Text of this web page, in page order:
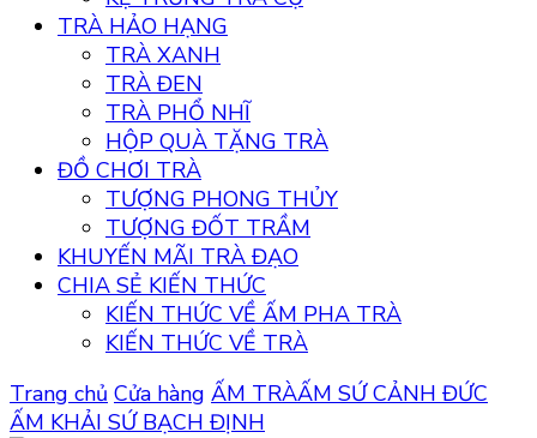
TRÀ HẢO HẠNG
TRÀ XANH
TRÀ ĐEN
TRÀ PHỔ NHĨ
HỘP QUÀ TẶNG TRÀ
ĐỒ CHƠI TRÀ
TƯỢNG PHONG THỦY
TƯỢNG ĐỐT TRẦM
KHUYẾN MÃI TRÀ ĐẠO
CHIA SẺ KIẾN THỨC
KIẾN THỨC VỀ ẤM PHA TRÀ
KIẾN THỨC VỀ TRÀ
Trang chủ Cửa hàng ẤM TRÀẤM SỨ CẢNH ĐỨC
ẤM KHẢI SỨ BẠCH ĐỊNH